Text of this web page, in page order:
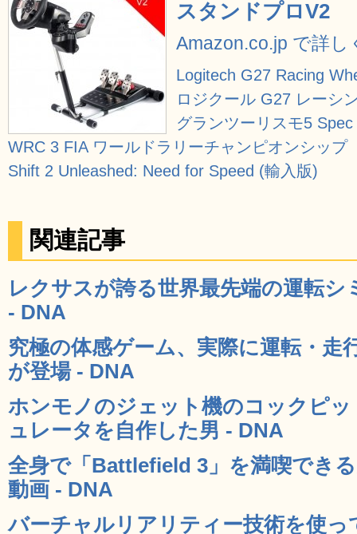
スタンドプロV2
Amazon.co.jp で詳し
Logitech G27 Racing
ロジクール G27 レーシ
グランツーリスモ5
WRC 3 FIA ワールドラリーチャンピオンシップ
Shift 2 Unleashed: Need for Speed (輸入版)
関連記事
レクサスが誇る世界最先端の運転
- DNA
究極の体感ゲーム、実際に運転・走
が登場 - DNA
ホンモノのジェット機のコックピ
ュレータを自作した男 - DNA
全身で「Battlefield 3」を満喫でき
動画 - DNA
バーチャルリアリティー技術を使っ